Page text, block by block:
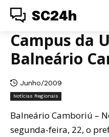
SC24h
Campus da
Balneário
Junho/2009
Notícias Regionais
Balneário Camboriú –
segunda-feira, 22, o